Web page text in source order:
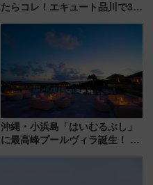
たらコレ！エキュート品川で3年
産スイーツとは？
沖縄・小浜島「はいむるぶし」
に最高峰プールヴィラ誕生！ 石